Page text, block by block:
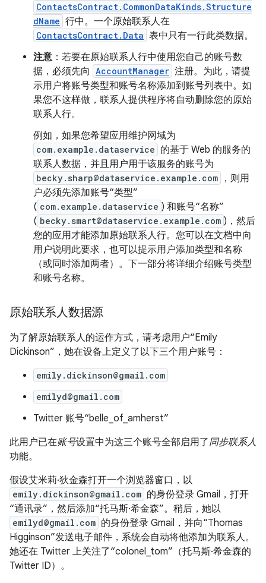
ContactsContract.CommonDataKinds.Structure
dName 行中。一个原始联系人在
ContactsContract.Data 表中只有一行此类数据。
注意：若要在原始联系人行中使用您自己的账号数
据，必须先向 AccountManager 注册。为此，请提
示用户将账号类型和账号名称添加到账号列表中。如
果您不这样做，联系人提供程序将自动删除您的原始
联系人行。
例如，如果您希望应用维护网域为
com.example.dataservice 的基于 Web 的服务的
联系人数据，并且用户用于该服务的账号为
becky.sharp@dataservice.example.com
，则用
户必须先添加账号“类型”
( com.example.dataservice ) 和账号“名称”
( becky.smart@dataservice.example.com )，然后
您的应用才能添加原始联系人行。您可以在文档中向
用户说明此要求，也可以提示用户添加类型和名称
（或同时添加两者）。下一部分将详细介绍账号类型
和账号名称。
原始联系人数据源
为了解原始联系人的运作方式，请考虑用户“Emily
Dickinson”，她在设备上定义了以下三个用户账号：
emily.dickinson@gmail.com
emilyd@gmail.com
Twitter 账号“belle_of_amherst”
此用户已在账号设置中为这三个账号全部启用了同步联系人
功能。
假设艾米莉·狄金森打开一个浏览器窗口，以
emily.dickinson@gmail.com 的身份登录 Gmail，打开
“通讯录”，然后添加“托马斯·希金森”。稍后，她以
emilyd@gmail.com 的身份登录 Gmail，并向“Thomas
Higginson”发送电子邮件，系统会自动将他添加为联系人。
她还在 Twitter 上关注了“colonel_tom”（托马斯·希金森的
Twitter ID）。